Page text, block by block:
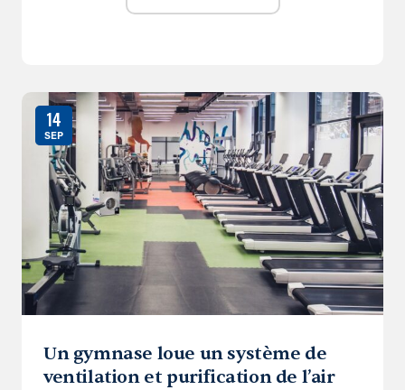
14
SEP
Un gymnase loue un système de
ventilation et purification de l’air